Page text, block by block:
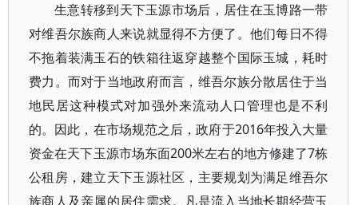
生意转移到天下玉源市场后，居住在玉博路一带
对维吾尔族商人来说就显得不方便了。他们每日不得
不拖着装满玉石的铁箱往返穿越整个国际玉城，耗时
费力。而对于当地政府而言，维吾尔族分散居住于当
地民居这种模式对加强外来流动人口管理也是不利
的。因此，在市场规范之后，政府于2016年投入大量
资金在天下玉源市场东面200米左右的地方修建了7栋
公租房，建立天下玉源社区，主要规划为满足维吾尔
族商人及亲属的居住需求。凡是流入当地长期经营玉